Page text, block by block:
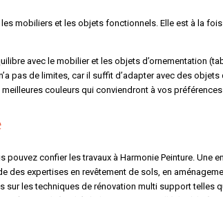
mobiliers et les objets fonctionnels. Elle est à la
avec le mobilier et les objets d’ornementation
pas de limites, car il suffit d’adapter avec des
couleurs qui conviendront à vos
confier les travaux à Harmonie Peinture. Une
des expertises en revêtement de sols, en
sur les techniques de rénovation multi support telles